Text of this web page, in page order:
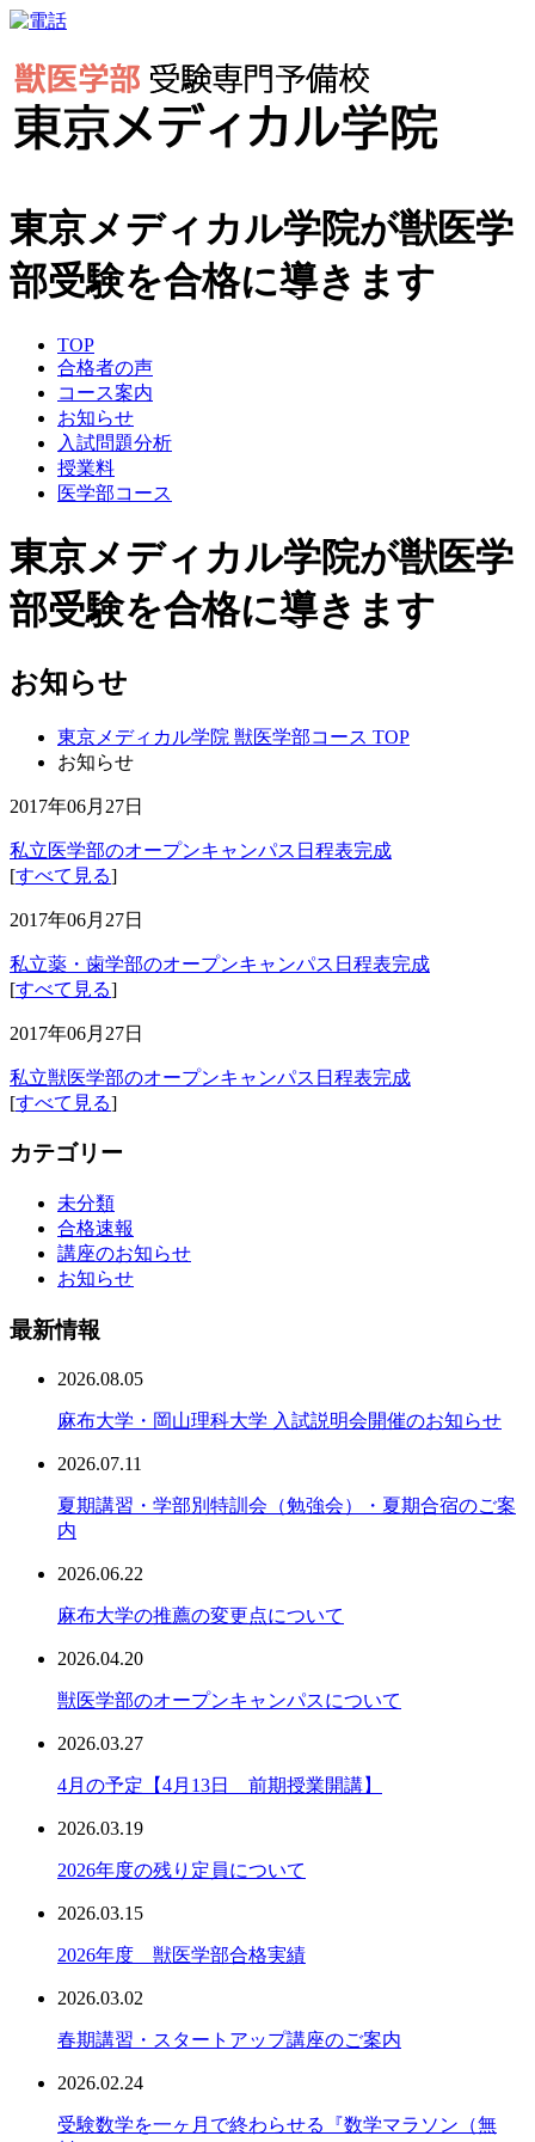
東京メディカル学院が獣医学
部受験を合格に導きます
TOP
合格者の声
コース案内
お知らせ
入試問題分析
授業料
医学部コース
東京メディカル学院が獣医学
部受験を合格に導きます
お知らせ
東京メディカル学院 獣医学部コース TOP
お知らせ
2017年06月27日
私立医学部のオープンキャンパス日程表完成
[すべて見る]
2017年06月27日
私立薬・歯学部のオープンキャンパス日程表完成
[すべて見る]
2017年06月27日
私立獣医学部のオープンキャンパス日程表完成
[すべて見る]
カテゴリー
未分類
合格速報
講座のお知らせ
お知らせ
最新情報
2026.08.05
麻布大学・岡山理科大学 入試説明会開催のお知らせ
2026.07.11
夏期講習・学部別特訓会（勉強会）・夏期合宿のご案
内
2026.06.22
麻布大学の推薦の変更点について
2026.04.20
獣医学部のオープンキャンパスについて
2026.03.27
4月の予定【4月13日 前期授業開講】
2026.03.19
2026年度の残り定員について
2026.03.15
2026年度 獣医学部合格実績
2026.03.02
春期講習・スタートアップ講座のご案内
2026.02.24
受験数学を一ヶ月で終わらせる『数学マラソン（無